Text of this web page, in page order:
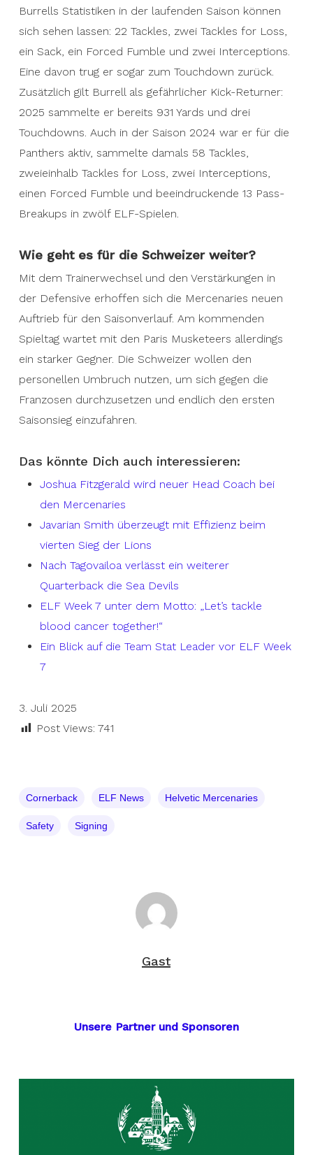
Burrells Statistiken in der laufenden Saison können
sich sehen lassen: 22 Tackles, zwei Tackles for Loss,
ein Sack, ein Forced Fumble und zwei Interceptions.
Eine davon trug er sogar zum Touchdown zurück.
Zusätzlich gilt Burrell als gefährlicher Kick-Returner:
2025 sammelte er bereits 931 Yards und drei
Touchdowns. Auch in der Saison 2024 war er für die
Panthers aktiv, sammelte damals 58 Tackles,
zweieinhalb Tackles for Loss, zwei Interceptions,
einen Forced Fumble und beeindruckende 13 Pass-
Breakups in zwölf ELF-Spielen.
Wie geht es für die Schweizer weiter?
Mit dem Trainerwechsel und den Verstärkungen in
der Defensive erhoffen sich die Mercenaries neuen
Auftrieb für den Saisonverlauf. Am kommenden
Spieltag wartet mit den Paris Musketeers allerdings
ein starker Gegner. Die Schweizer wollen den
personellen Umbruch nutzen, um sich gegen die
Franzosen durchzusetzen und endlich den ersten
Saisonsieg einzufahren.
Das könnte Dich auch interessieren:
Joshua Fitzgerald wird neuer Head Coach bei
den Mercenaries
Javarian Smith überzeugt mit Effizienz beim
vierten Sieg der Lions
Nach Tagovailoa verlässt ein weiterer
Quarterback die Sea Devils
ELF Week 7 unter dem Motto: „Let’s tackle
blood cancer together!“
Ein Blick auf die Team Stat Leader vor ELF Week
7
3. Juli 2025
Post Views: 741
Cornerback ELF News Helvetic Mercenaries
Safety Signing
Gast
Unsere Partner und Sponsoren